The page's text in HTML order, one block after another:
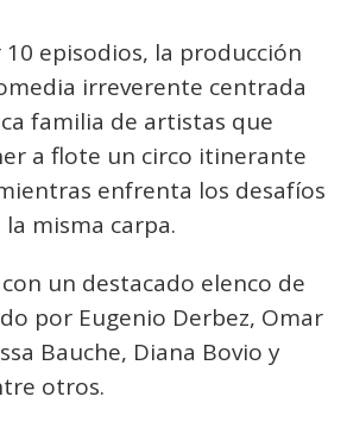
episodios, la producción
irreverente centrada
familia de artistas que
a flote un circo itinerante
enfrenta los desafíos
misma carpa.
un destacado elenco de
por Eugenio Derbez, Omar
Bauche, Diana Bovio y
otros.